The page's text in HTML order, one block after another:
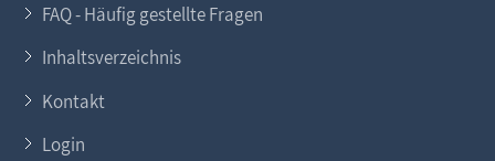
FAQ - Häufig gestellte Fragen
Inhaltsverzeichnis
Kontakt
Login